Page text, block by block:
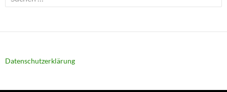
nach:
Datenschutzerklärung